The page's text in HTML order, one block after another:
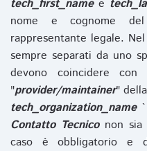
tech_first_namee
nome e cognome
rappresentante legale.
sempre separati da uno
devono coincidere
"provider/maintainer" della
tech_organization_name`
Contatto Tecniconon sia
caso è obbligatorio e